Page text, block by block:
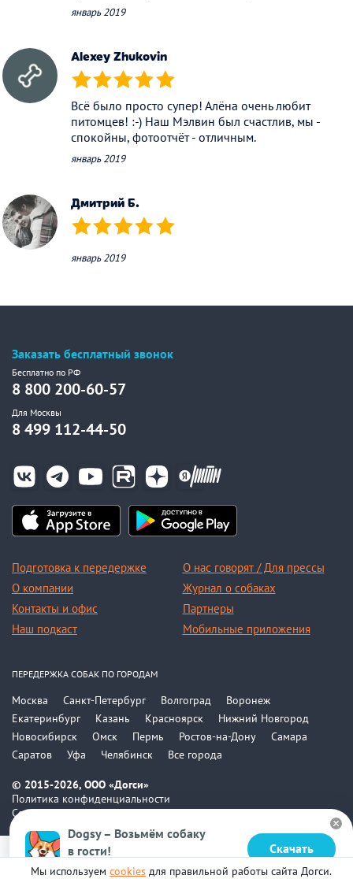
Dogsy – Возьмём собаку
в гости!
Бесплатно в Google Play
Скачать
январь 2019
Alexey Zhukovin
(*) (*) (*) (*) (*)
Всё было просто супер! Алёна очень любит
питомцев! :-) Наш Мэлвин был счастлив, мы -
спокойны, фотоотчёт - отличным.
январь 2019
Дмитрий Б.
(*) (*) (*) (*) (*)
январь 2019
Заказать бесплатный звонок
Бесплатно по РФ
8 800 200-60-57
Для Москвы
8 499 112-44-50
Подготовка к передержке
О компании
Контакты и офис
Наш подкаст
О нас говорят / Для прессы
Журнал о собаках
Партнеры
Мобильные приложения
© 2015-2026, ООО «Догси»
Политика конфиденциальности
Соглашение
ПЕРЕДЕРЖКА СОБАК ПО ГОРОДАМ
Москва Санкт-Петербург Волгоград
Воронеж
Екатеринбург
Казань Красноярск
Нижний Новгород
Новосибирск
Омск Пермь Ростов-на-Дону
Самара
Саратов
Уфа Челябинск Все города
Мы используем cookies для правильной работы сайта Догси.